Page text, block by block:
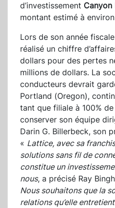
d’investissement Canyon
montant estimé à
Lors de son année
réalisé un chiffre
dollars pour des pertes
millions de dollars. La
conducteurs devrait
Portland (Oregon),
tant que filiale à 100%
conserver son équipe
Darin G. Billerbeck, son
« Lattice, avec sa
solutions sans fil de
constitue un
nous, a précisé Ray
Nous souhaitons que la
relations qu’elle